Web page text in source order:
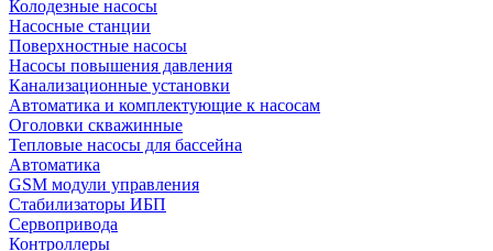
Колодезные насосы
Насосные станции
Поверхностные насосы
Насосы повышения давления
Канализационные установки
Автоматика и комплектующие к насосам
Оголовки скважинные
Тепловые насосы для бассейна
Автоматика
GSM модули управления
Стабилизаторы ИБП
Сервопривода
Контроллеры